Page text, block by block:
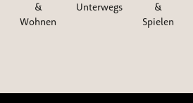
&
Wohnen
Unterwegs
&
Spielen